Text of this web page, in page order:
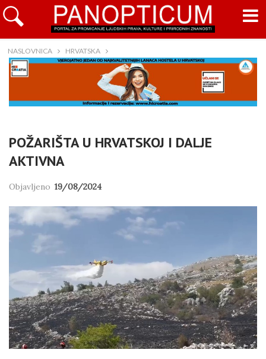
NASLOVNICA HRVATSKA
POŽARIŠTA U HRVATSKOJ I DALJE
AKTIVNA
Objavljeno 19/08/2024